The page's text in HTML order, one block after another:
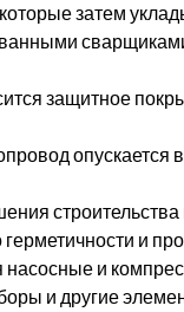
затем
защитное
опускается
и
и
и другие